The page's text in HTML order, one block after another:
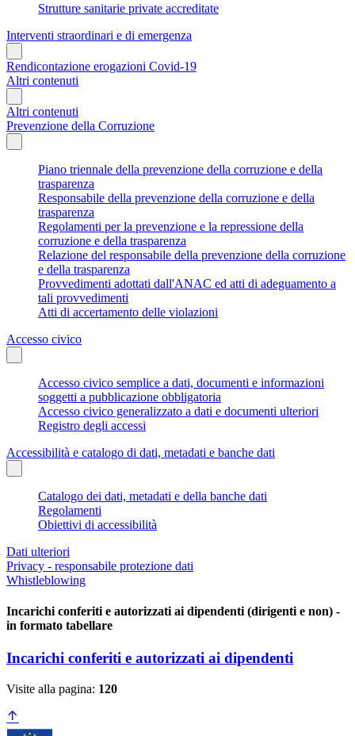
Strutture sanitarie private accreditate
Interventi straordinari e di emergenza
Rendicontazione erogazioni Covid-19
Altri contenuti
Altri contenuti
Prevenzione della Corruzione
Piano triennale della prevenzione della corruzione e della
trasparenza
Responsabile della prevenzione della corruzione e della
trasparenza
Regolamenti per la prevenzione e la repressione della
corruzione e della trasparenza
Relazione del responsabile della prevenzione della corruzione
e della trasparenza
Provvedimenti adottati dall'ANAC ed atti di adeguamento a
tali provvedimenti
Atti di accertamento delle violazioni
Accesso civico
Accesso civico semplice a dati, documenti e informazioni
soggetti a pubblicazione obbligatoria
Accesso civico generalizzato a dati e documenti ulteriori
Registro degli accessi
Accessibilità e catalogo di dati, metadati e banche dati
Catalogo dei dati, metadati e della banche dati
Regolamenti
Obiettivi di accessibilità
Dati ulteriori
Privacy - responsabile protezione dati
Whistleblowing
Incarichi conferiti e autorizzati ai dipendenti (dirigenti e non) -
in formato tabellare
Incarichi conferiti e autorizzati ai dipendenti
Visite alla pagina: 120